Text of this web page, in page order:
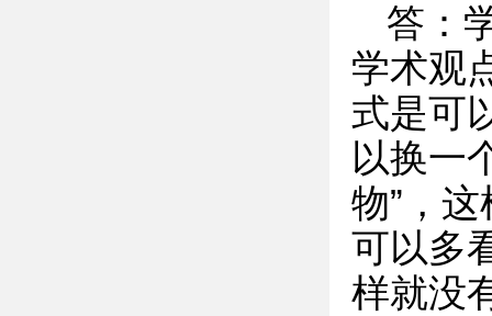
答：
学术观
式是可
以换一
物”，
可以多
样就没